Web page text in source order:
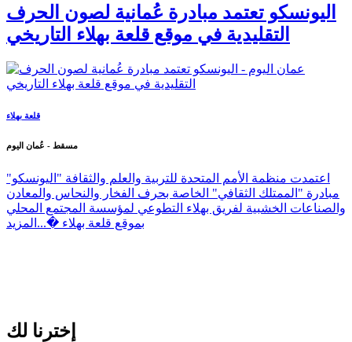
اليونسكو تعتمد مبادرة عُمانية لصون الحرف
التقليدية في موقع قلعة بهلاء التاريخي
قلعة بهلاء
مسقط - عُمان اليوم
اعتمدت منظمة الأمم المتحدة للتربية والعلم والثقافة "اليونسكو"
مبادرة "الممتلك الثقافي" الخاصة بحرف الفخار والنحاس والمعادن
والصناعات الخشبية لفريق بهلاء التطوعي لمؤسسة المجتمع المحلي
بموقع قلعة بهلاء �... المزيد
إخترنا لك